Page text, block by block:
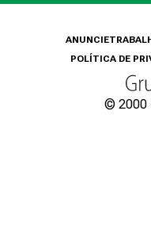
ANUNCIE
POLÍTICA DE
© 2000